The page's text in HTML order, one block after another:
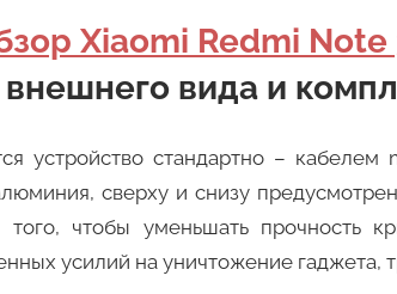
Xiaomi Redmi Note
внешнего вида и
устройство стандартно – кабелем
сверху и снизу
того, чтобы уменьшать прочность
усилий на уничтожение гаджета,